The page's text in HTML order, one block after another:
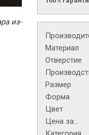
из-
Материал
Отверстие
Размер
Форма
Цвет
Цена за...